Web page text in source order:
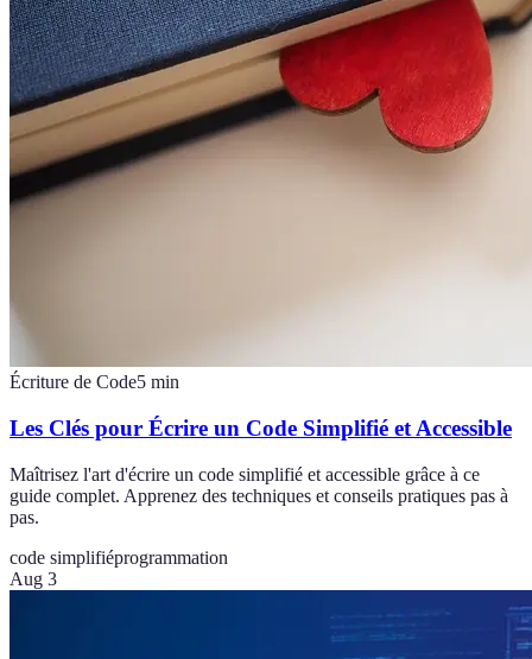
Écriture de Code5 min
Les Clés pour Écrire un Code Simplifié et Accessible
Maîtrisez l'art d'écrire un code simplifié et accessible grâce à ce
guide complet. Apprenez des techniques et conseils pratiques pas à
pas.
code simplifiéprogrammation
Aug 3